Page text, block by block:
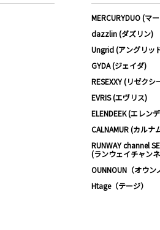
MERCURYDUO (マ
dazzlin (ダズリン)
Ungrid (アングリッ
GYDA (ジェイダ)
RESEXXY (リゼクシ
EVRIS (エヴリス)
ELENDEEK (エレン
CALNAMUR (カルナ
RUNWAY channel
(ランウェイチャン
OUNNOUN（オウン
Htage（テージ）